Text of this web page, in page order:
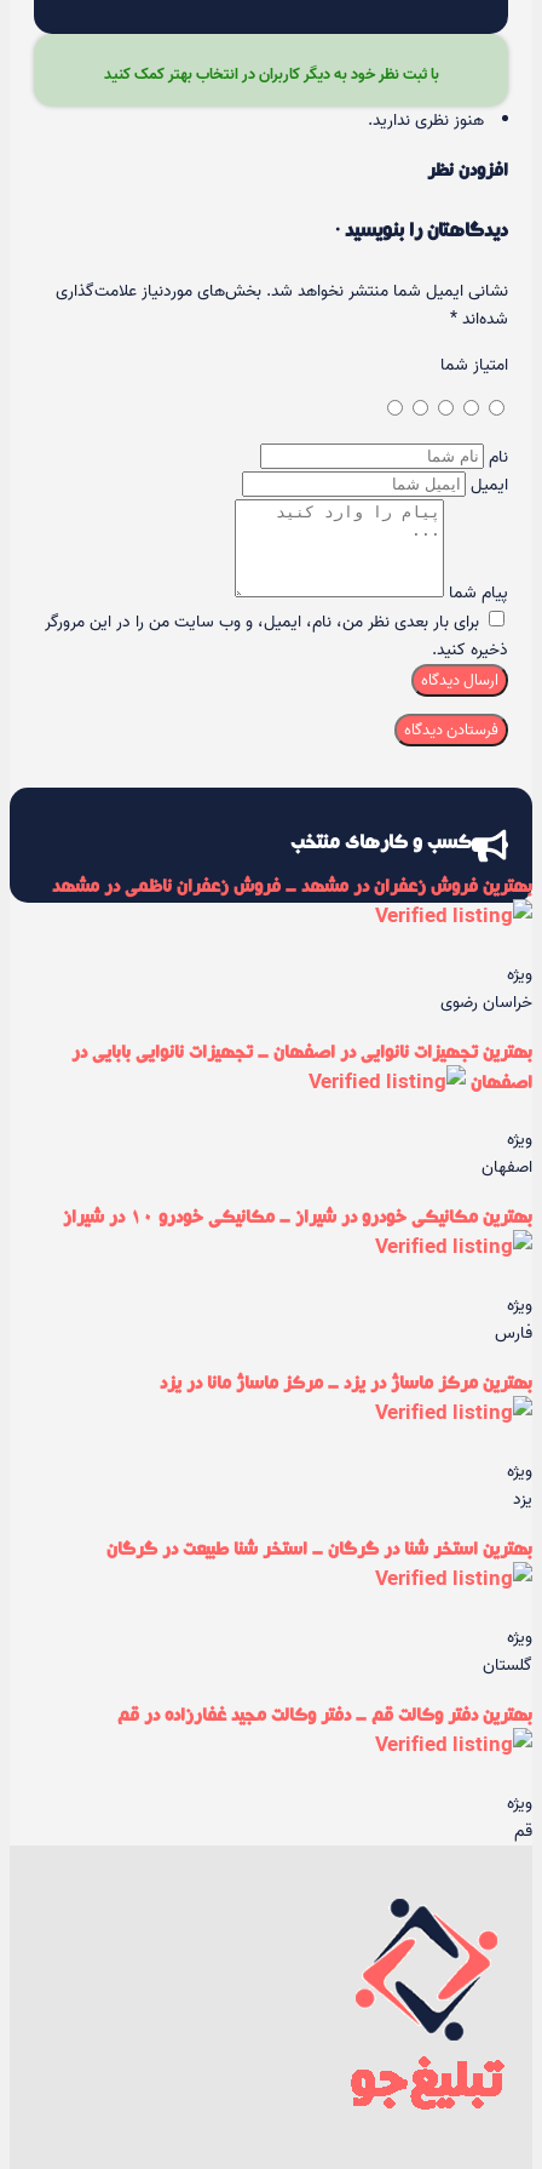
با ثبت نظر خود به دیگر کاربران در انتخاب بهتر کمک کنید
هنوز نظری ندارید.
افزودن نظر
دیدگاهتان را بنویسید ·
نشانی ایمیل شما منتشر نخواهد شد. بخش‌های موردنیاز علامت‌گذاری
شده‌اند*
امتیاز شما
نام
ایمیل
پیام شما
برای بار بعدی نظر من، نام، ایمیل، و وب سایت من را در این مرورگر
ذخیره کنید.
ارسال دیدگاه
کسب و کارهای منتخب
بهترین فروش زعفران در مشهد - فروش زعفران ناظمی در مشهد
ویژه
خراسان رضوی
بهترین تجهیزات نانوایی در اصفهان - تجهیزات نانوایی بابایی در
اصفهان
ویژه
اصفهان
بهترین مکانیکی خودرو در شیراز - مکانیکی خودرو ۱۰ در شیراز
ویژه
فارس
بهترین مرکز ماساژ در یزد - مرکز ماساژ مانا در یزد
ویژه
یزد
بهترین استخر شنا در گرگان - استخر شنا طبیعت در گرگان
ویژه
گلستان
بهترین دفتر وکالت قم - دفتر وکالت مجید غفارزاده در قم
ویژه
قم